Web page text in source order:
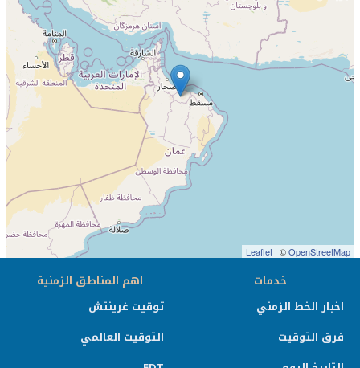
Leaflet | ©OpenStreetMap
خدمات
اخبار الخط الزمني
فرق التوقيت
اهم المناطق الزمنية
توقيت غرينتش
التوقيت العالمي